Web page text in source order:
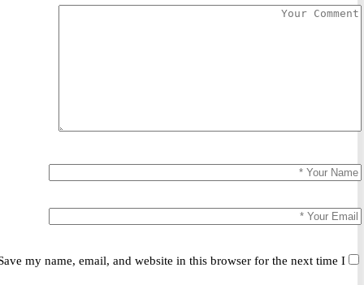
Save my name, email, and website in this browser for the next time